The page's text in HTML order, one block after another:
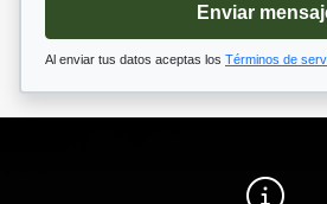
Enviar
Al enviar tus datos aceptas los Términos de